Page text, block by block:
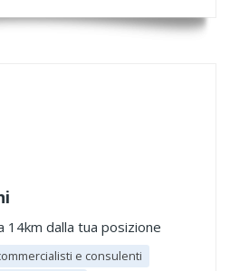
14km dalla tua posizione
e consulenti